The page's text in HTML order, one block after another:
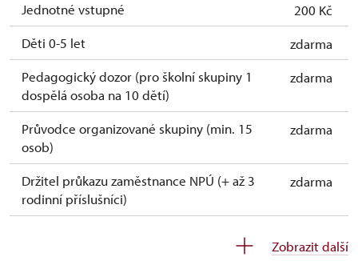
Jednotné vstupné
200 Kč
Děti 0-5 let
zdarma
Pedagogický dozor (pro školní skupiny 1
dospělá osoba na 10 dětí)
zdarma
Průvodce organizované skupiny (min. 15
osob)
zdarma
Držitel průkazu zaměstnance NPÚ (+ až 3
rodinní příslušníci)
zdarma
Zobrazit další